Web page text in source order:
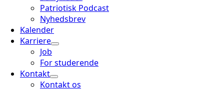
Patriotisk Podcast
Nyhedsbrev
Kalender
Karriere
Job
For studerende
Kontakt
Kontakt os